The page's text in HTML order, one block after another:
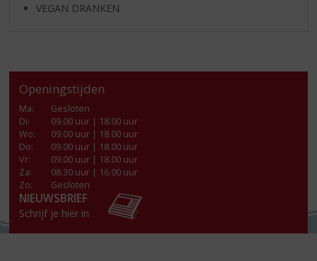
VEGAN DRANKEN
Openingstijden
Ma:
Gesloten
Di:
09.00 uur | 18.00 uur
Wo:
09.00 uur | 18.00 uur
Do:
09.00 uur | 18.00 uur
Vr:
09.00 uur | 18.00 uur
Za:
08.30 uur | 16.00 uur
Zo:
Gesloten
NIEUWSBRIEF
Schrijf je hier in